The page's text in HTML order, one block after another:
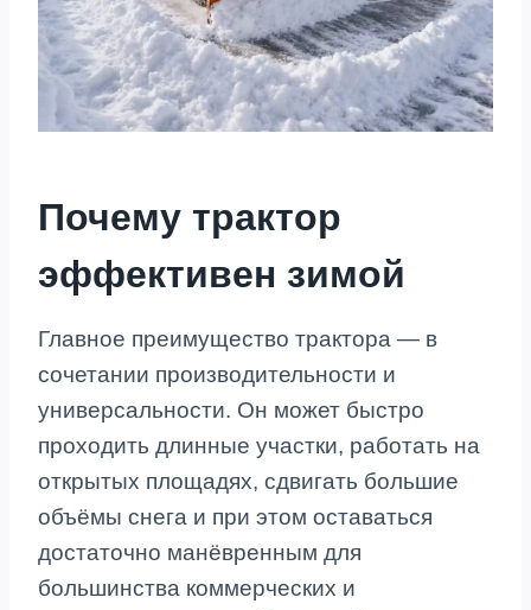
Почему трактор
эффективен зимой
Главное преимущество трактора — в
сочетании производительности и
универсальности. Он может быстро
проходить длинные участки, работать на
открытых площадях, сдвигать большие
объёмы снега и при этом оставаться
достаточно манёвренным для
большинства коммерческих и